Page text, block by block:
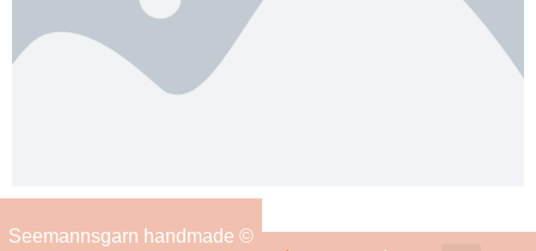
Seemannsgarn handmade ©